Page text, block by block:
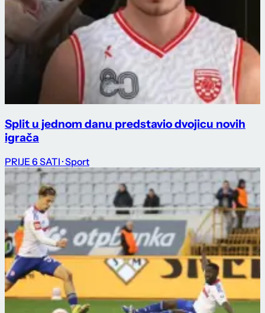
Split u jednom danu predstavio dvojicu novih
igrača
PRIJE 6 SATI · Sport